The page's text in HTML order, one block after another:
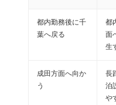
都内勤務後に千
葉へ戻る
都
面
生
成田方面へ向か
う
長
泊
や